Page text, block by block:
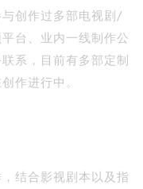
创作过多部电视剧/
台、业内一线制作公
系，目前有多部定制
作进行中。
结合影视剧本以及指